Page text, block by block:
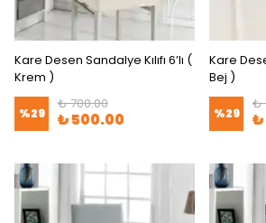
Kare Desen Sandalye Kılıfı 6’lı (
Krem )
%29
₺ 700.00
₺ 500.00
Kare
Bej )
%29
₺
₺